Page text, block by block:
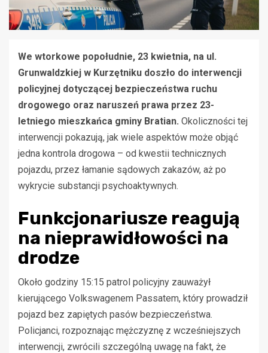
We wtorkowe popołudnie, 23 kwietnia, na ul.
Grunwaldzkiej w Kurzętniku doszło do interwencji
policyjnej dotyczącej bezpieczeństwa ruchu
drogowego oraz naruszeń prawa przez 23-
letniego mieszkańca gminy Bratian. Okoliczności tej
interwencji pokazują, jak wiele aspektów może objąć
jedna kontrola drogowa – od kwestii technicznych
pojazdu, przez łamanie sądowych zakazów, aż po
wykrycie substancji psychoaktywnych.
Funkcjonariusze reagują
na nieprawidłowości na
drodze
Około godziny 15:15 patrol policyjny zauważył
kierującego Volkswagenem Passatem, który prowadził
pojazd bez zapiętych pasów bezpieczeństwa.
Policjanci, rozpoznając mężczyznę z wcześniejszych
interwencji, zwrócili szczególną uwagę na fakt, że